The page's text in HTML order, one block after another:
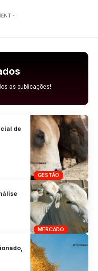
-
as publicações!
GESTÃO
de
MERCADO